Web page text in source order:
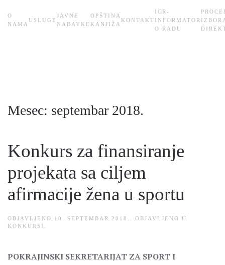
Skip
О
NAMA
USLUGE
JAVNE
NABAVKE
OPŠTINA
KANJIŽA
KONTAKT
ICR-
INFORMATOR
O RADU
Mesec: septembar 2018.
Konkurs za finansiranje
projekata sa ciljem
afirmacije žena u sportu
OBJAVLJENO 10. SEPTEMBAR 2018.
. OBJAVLJENO U
KONKURSI
POKRAJINSKI SEKRETARIJAT ZA SPORT I